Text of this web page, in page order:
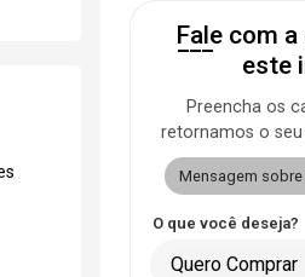
Fale com
este
Preencha os
retornamos o
Mensagem sobre
O que você deseja?
Quero Comprar